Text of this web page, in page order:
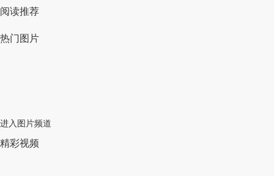
阅读推荐
热门图片
进入图片频道
精彩视频